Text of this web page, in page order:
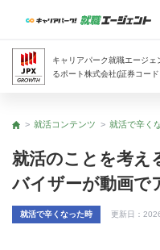
キャリアパーク就職エージ
るポート株式会社(証券コー
トップ
就活コンテンツ 就活で辛く
就活のことを考
バイザーが動画で
就活で辛くなった時 更新日：